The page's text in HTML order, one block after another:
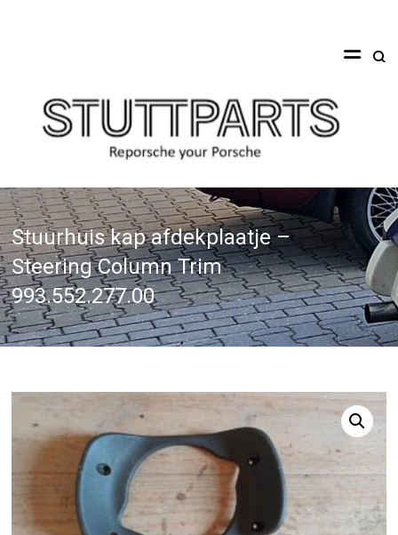
Porsche
Stuurhuis kap afdekplaatje –
Steering Column Trim
993.552.277.00